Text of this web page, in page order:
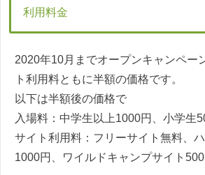
利用料金
2020年10月までオープンキャンペー
ト利用料ともに半額の価格です。
以下は半額後の価格で
入場料：中学生以上1000円、小学生
サイト利用料：フリーサイト無料、
1000円、ワイルドキャンプサイト500